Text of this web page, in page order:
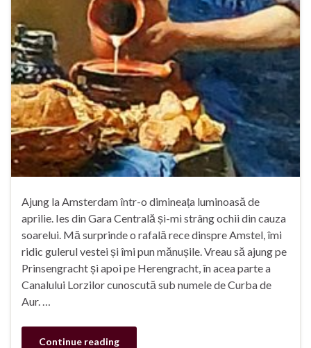
Ajung la Amsterdam într-o dimineața luminoasă de
aprilie. Ies din Gara Centrală și-mi strâng ochii din cauza
soarelui. Mă surprinde o rafală rece dinspre Amstel, îmi
ridic gulerul vestei și îmi pun mănușile. Vreau să ajung pe
Prinsengracht și apoi pe Herengracht, în acea parte a
Canalului Lorzilor cunoscută sub numele de Curba de
Aur. …
Continue reading